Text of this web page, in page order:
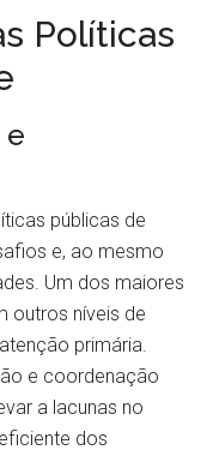
Políticas
e
públicas de
e, ao mesmo
Um dos maiores
outros níveis de
primária.
e coordenação
a lacunas no
dos